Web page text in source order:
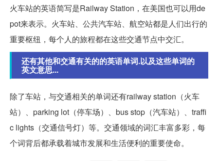
火车站的英语简写是Railway Station，在美国也可以用de
pot来表示。火车站、公共汽车站、航空站都是人们出行的
重要枢纽，每个人的旅程都在这些交通节点中交汇。
还有其他和交通有关的的英语单词.以及这些单词的
英文意思...
除了车站，与交通相关的单词还有railway station（火车
站）、parking lot（停车场）、bus stop（汽车站）、traffi
c lights（交通信号灯）等。交通领域的词汇丰富多彩，每
个词背后都承载着城市发展和生活便利的重要使命。